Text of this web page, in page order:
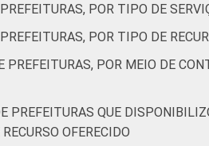
POR TIPO DE
POR TIPO DE
PREFEITURAS, POR MEIO DE
PREFEITURAS QUE
OFERECIDO